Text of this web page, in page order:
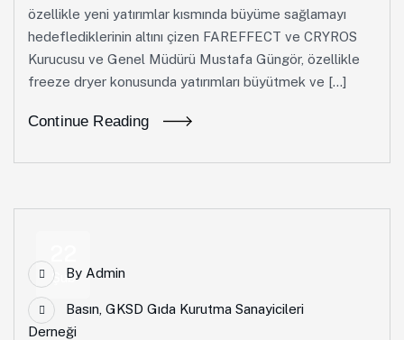
özellikle yeni yatırımlar kısmında büyüme sağlamayı
hedeflediklerinin altını çizen FAREFFECT ve CRYROS
Kurucusu ve Genel Müdürü Mustafa Güngör, özellikle
freeze dryer konusunda yatırımları büyütmek ve […]
Continue Reading
ŞubBy Admin
Basın GKSD Gıda Kurutma Sanayicileri
Derneği